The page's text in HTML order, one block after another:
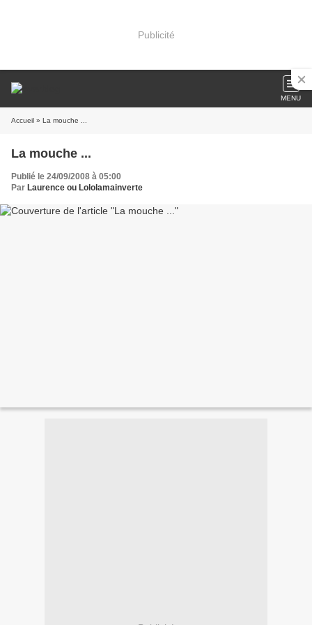
Publicité
MENU
Accueil » La mouche ...
La mouche ...
Publié le 24/09/2008 à 05:00
Par Laurence ou Lololamainverte